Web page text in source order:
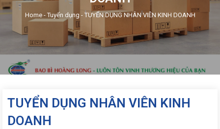
Home-Tuyển dụng - TUYỂN DỤNG NHÂN VIÊN KINH DOANH
TUYỂN DỤNG NHÂN VIÊN KINH
DOANH